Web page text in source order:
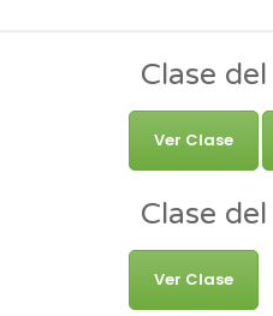
Clase
Ver Clase
Clase
Ver Clase